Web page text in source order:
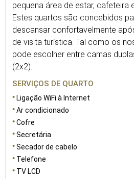
pequena área de estar, cafeteira
Estes quartos são concebidos
descansar confortavelmente
de visita turística. Tal como os
pode escolher entre camas
(2x2).
SERVIÇOS DE QUARTO
Ligação WiFi à Internet
Ar condicionado
Cofre
Secretária
Secador de cabelo
Telefone
TV LCD